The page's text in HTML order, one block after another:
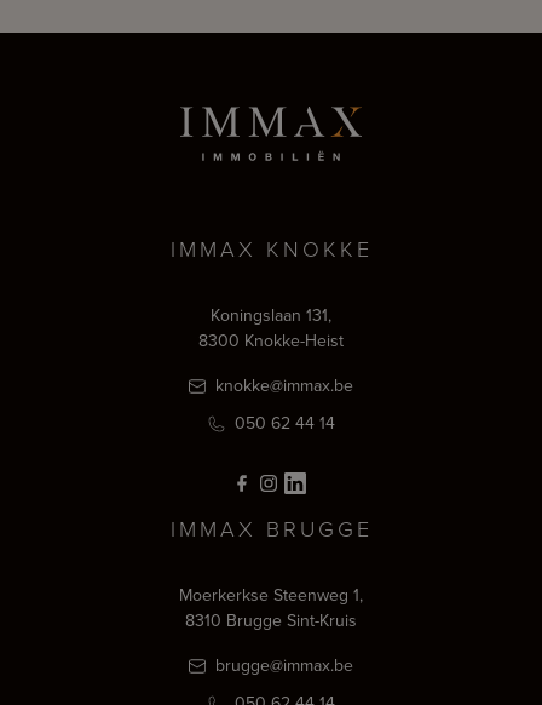
IMMAX KNOKKE
Koningslaan 131,
8300 Knokke-Heist
knokke@immax.be
050 62 44 14
IMMAX BRUGGE
Moerkerkse Steenweg 1,
8310 Brugge Sint-Kruis
brugge@immax.be